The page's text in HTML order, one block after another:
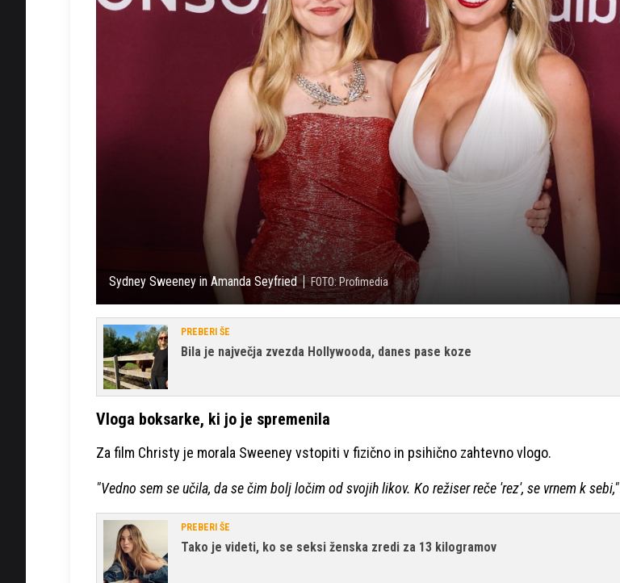
Sydney Sweeney in Amanda Seyfried FOTO: Profimedia
PREBERI ŠE
Bila je največja zvezda Hollywooda, danes pase koze
Vloga boksarke, ki jo je spremenila
Za film Christy je morala Sweeney vstopiti v fizično in psihično zahtevno vlogo.
"Vedno sem se učila, da se čim bolj ločim od svojih likov. Ko režiser reče 'rez', se vrnem k sebi,"
PREBERI ŠE
Tako je videti, ko se seksi ženska zredi za 13 kilogramov